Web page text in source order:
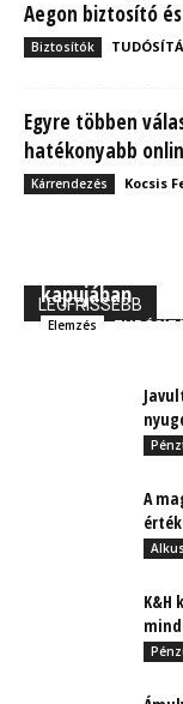
Aegon biztosító
Biztosítók
Egyre többen
hatékonyabb
Kárrendezés Kocsis
LEGFRISSEBB
kapujában
Elemzés
A
K&H